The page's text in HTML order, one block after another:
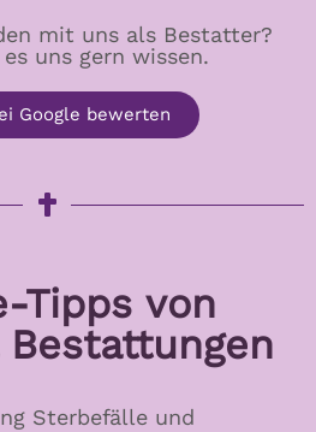
mit uns als Bestatter?
es uns gern wissen.
Google bewerten
Tipps von
Sterbefälle und